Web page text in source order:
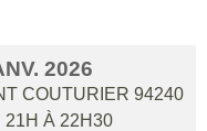
2026
COUTURIER 94240
21H À 22H30